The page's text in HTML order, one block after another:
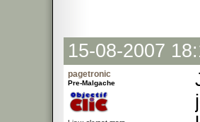
15-08-2007
pagetronic
Pre-Malgache